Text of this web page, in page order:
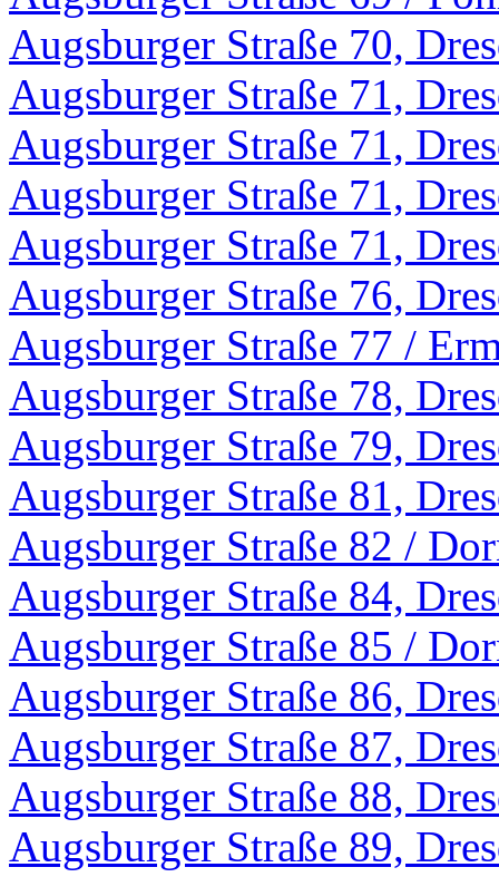
Augsburger Straße 70,
Augsburger Straße 71,
Augsburger Straße 71,
Augsburger Straße 71,
Augsburger Straße 71,
Augsburger Straße 76,
Augsburger Straße 77 /
Augsburger Straße 78,
Augsburger Straße 79,
Augsburger Straße 81,
Augsburger Straße 82 /
Augsburger Straße 84,
Augsburger Straße 85 /
Augsburger Straße 86,
Augsburger Straße 87,
Augsburger Straße 88,
Augsburger Straße 89,